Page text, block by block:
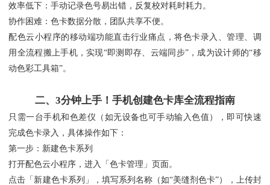
效率低下：手动记录色号易出错，反复校对耗时耗力。
协作困难：色卡数据分散，团队共享不便。
配色云小程序的移动端功能直击行业痛点，将色卡录入、管理、调
用全流程搬上手机，实现“即测即存、云端同步”，成为设计师的“移
动色彩工具箱”。
二、3分钟上手！手机创建色卡库全流程指南
只需一台手机和色差仪（如无设备也可手动输入色值），即可快速
完成色卡录入，具体操作如下：
第一步：新建色卡系列
打开配色云小程序，进入「色卡管理」页面。
点击「新建色卡系列」，填写系列名称（如“美缝剂色卡”），上传封